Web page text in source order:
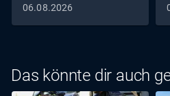
06.08.2026
Das könnte dir auch